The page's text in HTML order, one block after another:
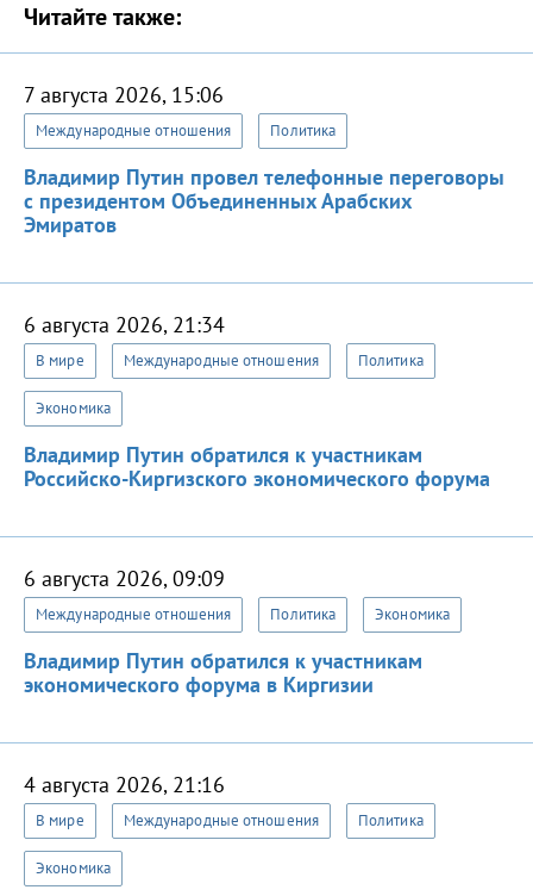
Читайте также:
7 августа 2026, 15:06
Международные отношения Политика
Владимир Путин провел телефонные переговоры
с президентом Объединенных Арабских
Эмиратов
6 августа 2026, 21:34
В мире Международные отношения Политика
Экономика
Владимир Путин обратился к участникам
Российско-Киргизского экономического форума
6 августа 2026, 09:09
Международные отношения Политика Экономика
Владимир Путин обратился к участникам
экономического форума в Киргизии
4 августа 2026, 21:16
В мире Международные отношения Политика
Экономика